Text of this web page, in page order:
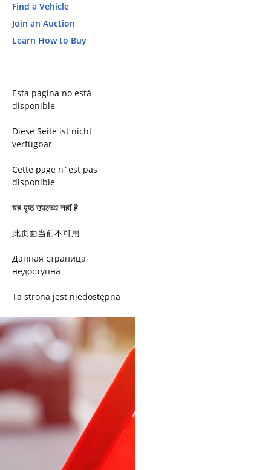
Find a Vehicle
Join an Auction
Learn How to Buy
Esta página no está
disponible
Diese Seite ist nicht
verfügbar
Cette page n´est pas
disponible
यह पृष्ठ उपलब्ध नहीं है
此页面当前不可用
Данная страница
недоступна
Ta strona jest niedostępna
Trang này không có
Esta página não está
disponível
このページは現在利用できま
せん
Pagina non disponibile
هذه الصفحة غير متوفرة